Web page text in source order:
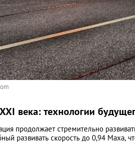
века: технологии
продолжает стремительно
развивать скорость до 0,94